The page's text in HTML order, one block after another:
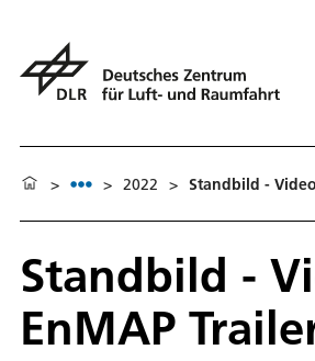
> > 2022 > Standbild -
Standbild -
EnMAP